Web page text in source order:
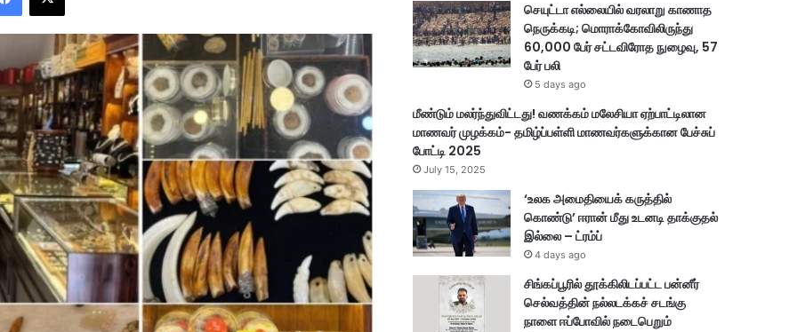
செயுட்டா எல்லையில் வரலாறு காணாத
நெருக்கடி; மொராக்கோவிலிருந்து
60,000 பேர் சட்டவிரோத நுழைவு, 57
பேர் பலி
5 days ago
மீண்டும் மலர்ந்துவிட்டது! வணக்கம் மலேசியா ஏற்பாட்டிலான
மாணவர் முழக்கம்- தமிழ்ப்பள்ளி மாணவர்களுக்கான பேச்சுப்
போட்டி 2025
July 15, 2025
‘உலக அமைதியைக் கருத்தில்
கொண்டு’ ஈரான் மீது உடனடி தாக்குதல்
இல்லை – ட்ரம்ப்
4 days ago
சிங்கப்பூரில் தூக்கிலிடப்பட்ட பன்னீர்
செல்வத்தின் நல்லடக்கச் சடங்கு
நாளை ஈப்போவில் நடைபெறும்